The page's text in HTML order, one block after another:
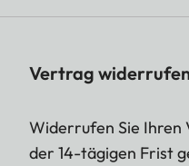
Vertrag
Widerrufen Sie Ihren
der 14-tägigen Frist